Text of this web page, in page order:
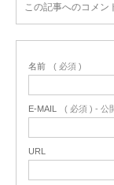
この記事へのコメン
名前 ( 必須 )
E-MAIL ( 必須 ) - 公
URL